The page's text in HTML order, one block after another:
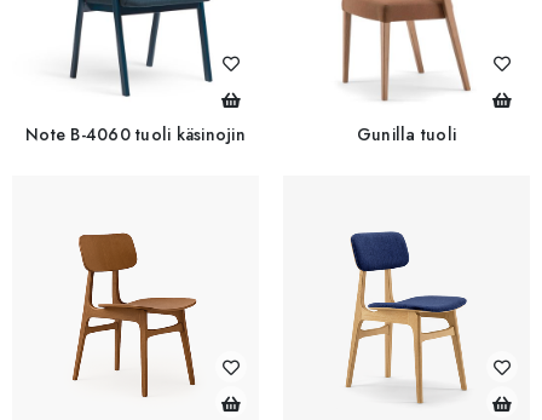
Note B-4060 tuoli käsinojin Gunilla tuoli